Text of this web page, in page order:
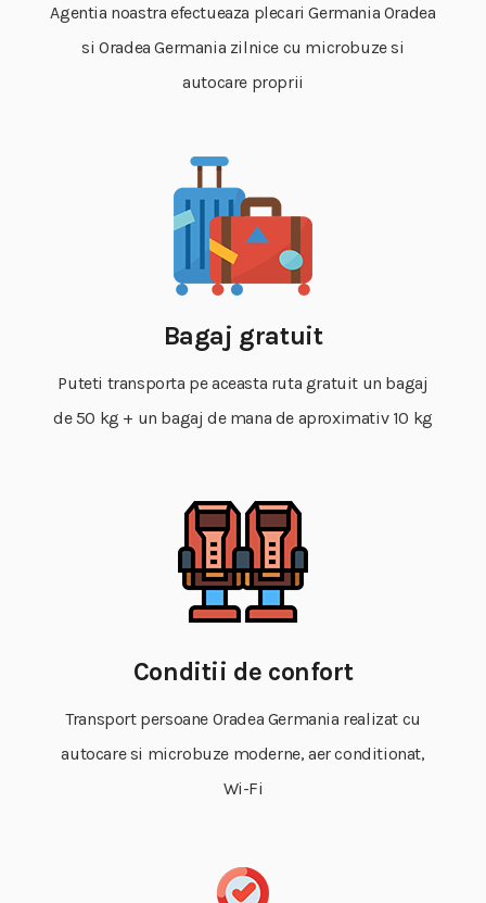
Agentia noastra efectueaza plecari Germania Oradea
si Oradea Germania zilnice cu microbuze si
autocare proprii
Bagaj gratuit
Puteti transporta pe aceasta ruta gratuit un bagaj
de 50 kg + un bagaj de mana de aproximativ 10 kg
Conditii de confort
Transport persoane Oradea Germania realizat cu
autocare si microbuze moderne, aer conditionat,
Wi-Fi